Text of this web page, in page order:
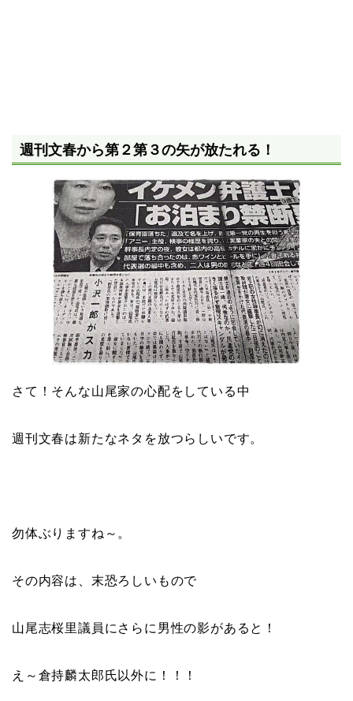
週刊文春から第２第３の矢が放たれる！
さて！そんな山尾家の心配をしている中
週刊文春は新たなネタを放つらしいです。
勿体ぶりますね～。
その内容は、末恐ろしいもので
山尾志桜里議員にさらに男性の影があると！
え～倉持麟太郎氏以外に！！！